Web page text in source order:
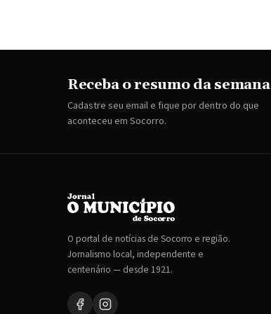
Receba o resumo da semana
Cadastre seu email e fique por dentro do que
aconteceu em Socorro.
O portal de notícias de Socorro e região.
Jornalismo local, independente e
centenário — desde 1921.